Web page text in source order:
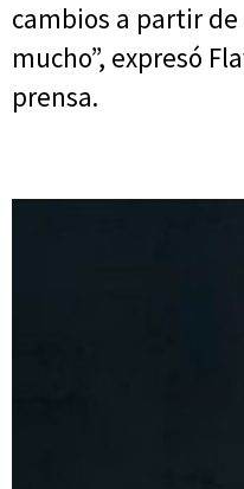
cambios a partir
mucho”, expresó
prensa.